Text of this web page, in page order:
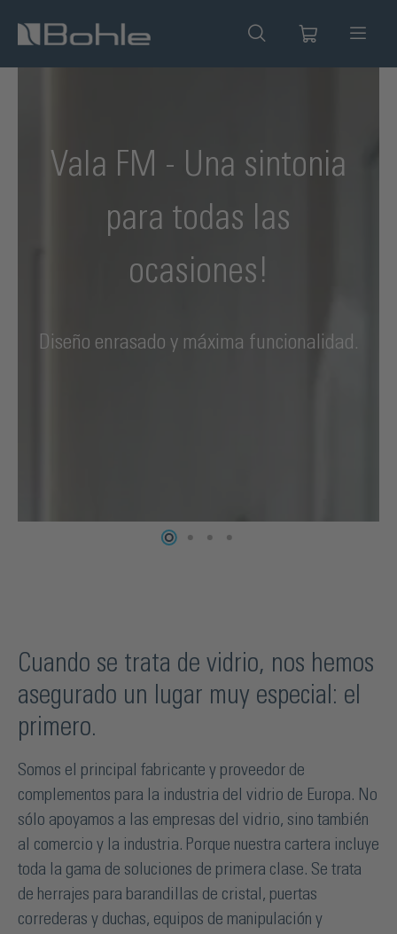
principal
Vala FM - Una sintonia
para todas las
ocasiones!
Diseño enrasado y máxima funcionalidad.
Cuando se trata de vidrio, nos hemos
asegurado un lugar muy especial: el
primero.
Somos el principal fabricante y proveedor de
complementos para la industria del vidrio de Europa. No
sólo apoyamos a las empresas del vidrio, sino también
al comercio y la industria. Porque nuestra cartera incluye
toda la gama de soluciones de primera clase. Se trata
de herrajes para barandillas de cristal, puertas
correderas y duchas, equipos de manipulación y